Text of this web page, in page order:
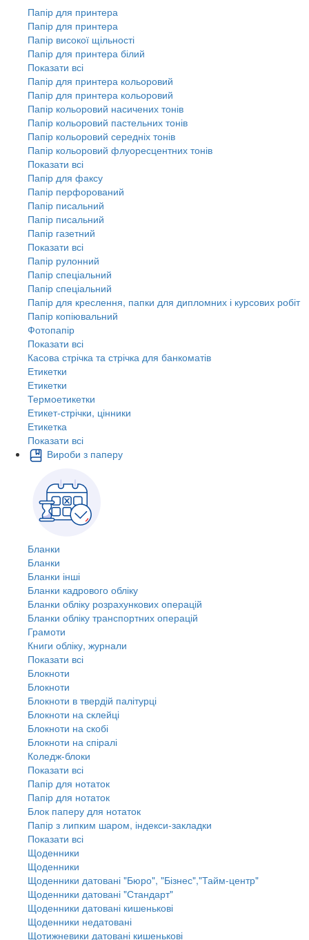
Папір для принтера
Папір для принтера
Папір високої щільності
Папір для принтера білий
Показати всі
Папір для принтера кольоровий
Папір для принтера кольоровий
Папір кольоровий насичених тонів
Папір кольоровий пастельних тонів
Папір кольоровий середніх тонів
Папір кольоровий флуоресцентних тонів
Показати всі
Папір для факсу
Папір перфорований
Папір писальний
Папір писальний
Папір газетний
Показати всі
Папір рулонний
Папір спеціальний
Папір спеціальний
Папір для креслення, папки для дипломних і курсових робіт
Папір копіювальний
Фотопапір
Показати всі
Касова стрічка та стрічка для банкоматів
Етикетки
Етикетки
Термоетикетки
Етикет-стрічки, цінники
Етикетка
Показати всі
Вироби з паперу
Бланки
Бланки
Бланки інші
Бланки кадрового обліку
Бланки обліку розрахункових операцій
Бланки обліку транспортних операцій
Грамоти
Книги обліку, журнали
Показати всі
Блокноти
Блокноти
Блокноти в твердій палітурці
Блокноти на склейці
Блокноти на скобі
Блокноти на спіралі
Коледж-блоки
Показати всі
Папір для нотаток
Папір для нотаток
Блок паперу для нотаток
Папір з липким шаром, індекси-закладки
Показати всі
Щоденники
Щоденники
Щоденники датовані "Бюро", "Бізнес","Тайм-центр"
Щоденники датовані "Стандарт"
Щоденники датовані кишенькові
Щоденники недатовані
Щотижневики датовані кишенькові